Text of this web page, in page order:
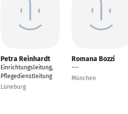
Petra Reinhardt
Einrichtungsleitung,
Pflegedienstleitung
Lüneburg
Romana Bozzi
---
München